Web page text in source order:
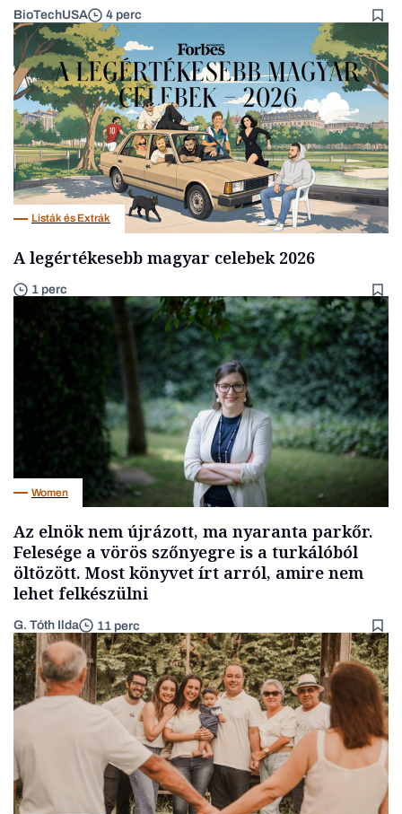
BioTechUSA 4 perc
Listák és Extrák
A legértékesebb magyar celebek 2026
1 perc
Women
Az elnök nem újrázott, ma nyaranta parkőr.
Felesége a vörös szőnyegre is a turkálóból
öltözött. Most könyvet írt arról, amire nem
lehet felkészülni
G. Tóth Ilda 11 perc